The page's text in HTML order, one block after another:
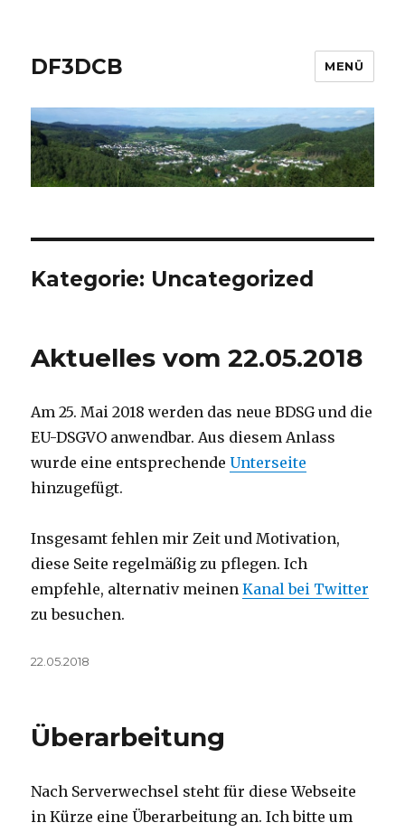
DF3DCB MENÜ
Kategorie: Uncategorized
Aktuelles vom 22.05.2018
Am 25. Mai 2018 werden das neue BDSG und die
EU-DSGVO anwendbar. Aus diesem Anlass
wurde eine entsprechendeUnterseite
hinzugefügt.
Insgesamt fehlen mir Zeit und Motivation,
diese Seite regelmäßig zu pflegen. Ich
empfehle, alternativ meinenKanal bei Twitter
zu besuchen.
Veröffentlicht
22.05.2018
Überarbeitung
Nach Serverwechsel steht für diese Webseite
in Kürze eine Überarbeitung an. Ich bitte um